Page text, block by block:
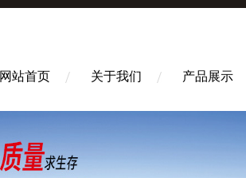
网站首页 关于我们 产品展示